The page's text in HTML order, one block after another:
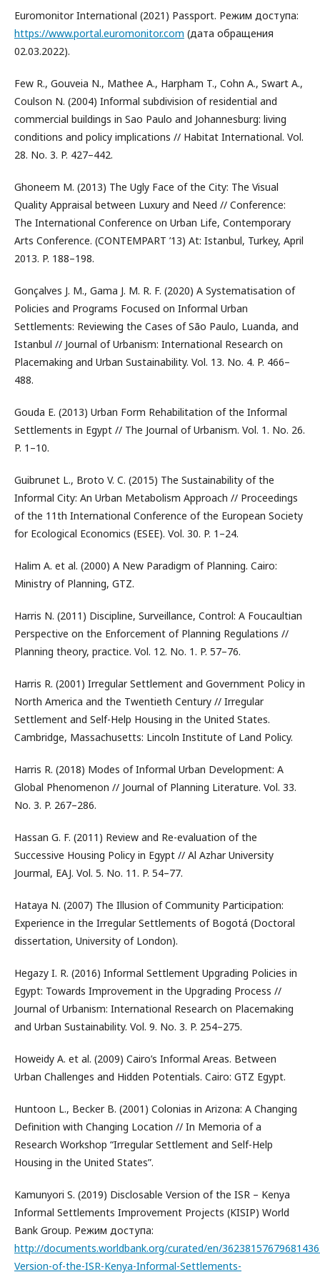
Euromonitor International (2021) Passport. Режим доступа:
https://www.portal.euromonitor.com (дата обращения
02.03.2022).
Few R., Gouveia N., Mathee A., Harpham T., Cohn A., Swart A.,
Coulson N. (2004) Informal subdivision of residential and
commercial buildings in Sao Paulo and Johannesburg: living
conditions and policy implications // Habitat International. Vol.
28. No. 3. P. 427–442.
Ghoneem M. (2013) The Ugly Face of the City: The Visual
Quality Appraisal between Luxury and Need // Conference:
The International Conference on Urban Life, Contemporary
Arts Conference. (CONTEMPART ’13) At: Istanbul, Turkey, April
2013. P. 188–198.
Gonçalves J. M., Gama J. M. R. F. (2020) A Systematisation of
Policies and Programs Focused on Informal Urban
Settlements: Reviewing the Cases of São Paulo, Luanda, and
Istanbul // Journal of Urbanism: International Research on
Placemaking and Urban Sustainability. Vol. 13. No. 4. P. 466–
488.
Gouda E. (2013) Urban Form Rehabilitation of the Informal
Settlements in Egypt // The Journal of Urbanism. Vol. 1. No. 26.
P. 1–10.
Guibrunet L., Broto V. C. (2015) The Sustainability of the
Informal City: An Urban Metabolism Approach // Proceedings
of the 11th International Conference of the European Society
for Ecological Economics (ESEE). Vol. 30. P. 1–24.
Halim A. et al. (2000) A New Paradigm of Planning. Cairo:
Ministry of Planning, GTZ.
Harris N. (2011) Discipline, Surveillance, Control: A Foucaultian
Perspective on the Enforcement of Planning Regulations //
Planning theory, practice. Vol. 12. No. 1. P. 57–76.
Harris R. (2001) Irregular Settlement and Government Policy in
North America and the Twentieth Century // Irregular
Settlement and Self-Help Housing in the United States.
Cambridge, Massachusetts: Lincoln Institute of Land Policy.
Harris R. (2018) Modes of Informal Urban Development: A
Global Phenomenon // Journal of Planning Literature. Vol. 33.
No. 3. P. 267–286.
Hassan G. F. (2011) Review and Re-evaluation of the
Successive Housing Policy in Egypt // Al Azhar University
Jourmal, EAJ. Vol. 5. No. 11. P. 54–77.
Hataya N. (2007) The Illusion of Community Participation:
Experience in the Irregular Settlements of Bogotá (Doctoral
dissertation, University of London).
Hegazy I. R. (2016) Informal Settlement Upgrading Policies in
Egypt: Towards Improvement in the Upgrading Process //
Journal of Urbanism: International Research on Placemaking
and Urban Sustainability. Vol. 9. No. 3. P. 254–275.
Howeidy A. et al. (2009) Cairo’s Informal Areas. Between
Urban Challenges and Hidden Potentials. Cairo: GTZ Egypt.
Huntoon L., Becker B. (2001) Colonias in Arizona: A Changing
Definition with Changing Location // In Memoria of a
Research Workshop “Irregular Settlement and Self-Help
Housing in the United States”.
Kamunyori S. (2019) Disclosable Version of the ISR – Kenya
Informal Settlements Improvement Projects (KISIP) World
Bank Group. Режим доступа:
http://documents.worldbank.org/curated/en/
Version-of-the-ISR-Kenya-Informal-Settlements-